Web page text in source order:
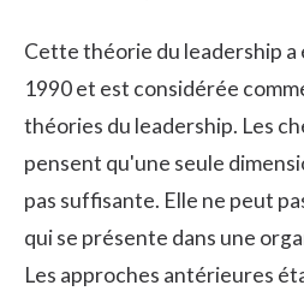
Cette théorie du leadership a
1990 et est considérée
théories du leadership. Les
pensent qu'une seule
pas suffisante. Elle ne peut
qui se présente dans une
Les approches antérieures